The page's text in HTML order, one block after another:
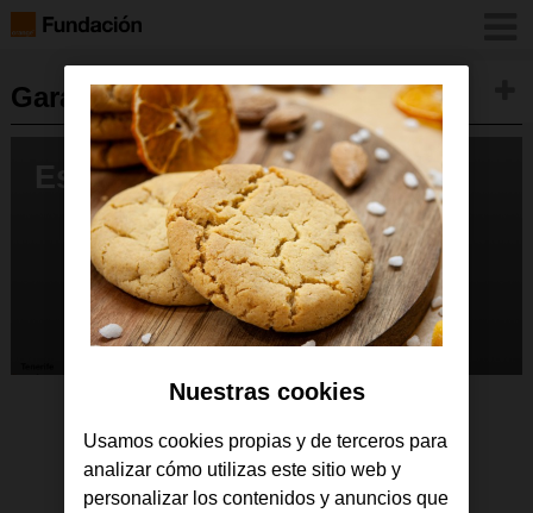
GarageLAB Volver
España GarageLab2021
Nuestras cookies
Usamos cookies propias y de terceros para
analizar cómo utilizas este sitio web y
personalizar los contenidos y anuncios que